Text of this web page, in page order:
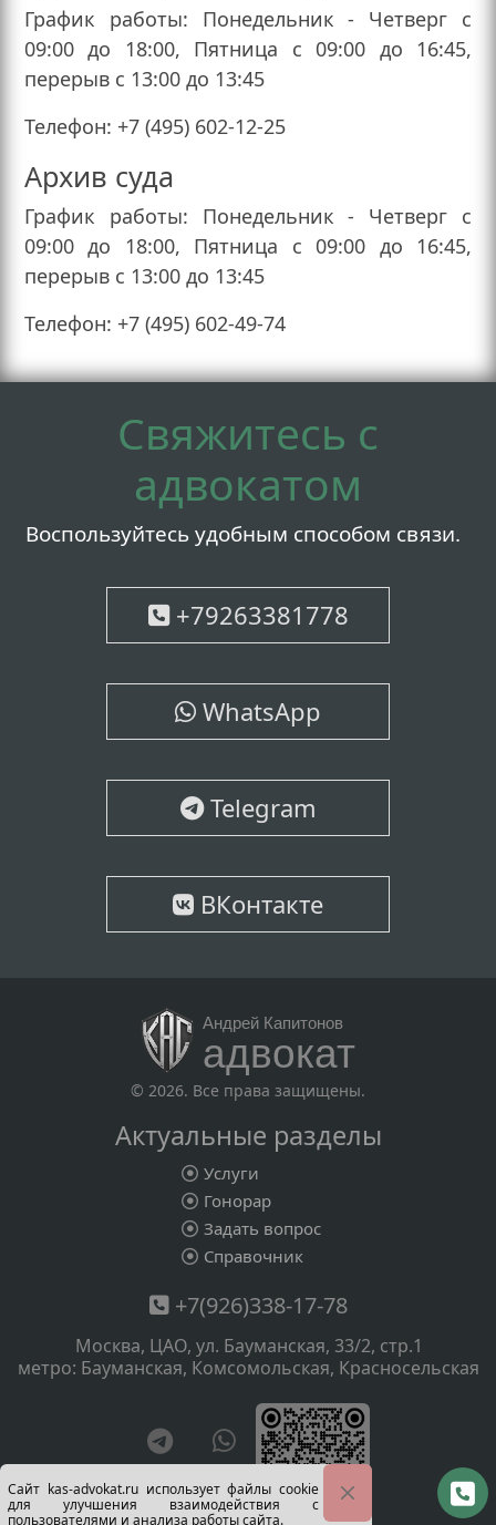
График работы: Понедельник - Четверг с
09:00 до 18:00, Пятница с 09:00 до 16:45,
перерыв с 13:00 до 13:45
Телефон: +7 (495) 602-12-25
Архив суда
График работы: Понедельник - Четверг с
09:00 до 18:00, Пятница с 09:00 до 16:45,
перерыв с 13:00 до 13:45
Телефон: +7 (495) 602-49-74
Свяжитесь с
адвокатом
Воспользуйтесь удобным способом связи.
+79263381778
WhatsApp
Telegram
ВКонтакте
Андрей Капитонов
адвокат
© 2026. Все права защищены.
Актуальные разделы
Услуги
Гонорар
Задать вопрос
Справочник
+7(926)338-17-78
Москва, ЦАО, ул. Бауманская, 33/2, стр.1
метро: Бауманская, Комсомольская, Красносельская
Сайт kas-advokat.ru использует файлы cookie
для улучшения взаимодействия с
пользователями и анализа работы сайта.